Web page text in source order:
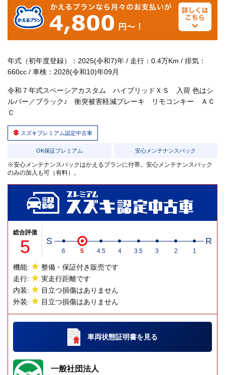
年式（初年度登録）：2025(令和7)年 / 走行：0.4万Km / 排気：
660cc / 車検：2028(令和10)年09月
令和７年式スペーシアカスタム ハイブリッドＸＳ 入荷 色はシ
ルバー／ブラック♪ 衝突被害軽減ブレーキ リモコンキー ＡＣ
Ｃ
スズキプレミアム認定中古車
OK保証プレミアム 安心メンテナンスパック
※安心メンテナンスパックはかえるプランに付帯。安心メンテナンスパック
のみの加入も可（有料）。
総合評価
5 S R
6 5 4.5 4 3.5 3 2 1
機能:
整備・保証付き販売です
走行:
実走行距離です
内装:
目立つ損傷はありません
外装:
目立つ損傷はありません
車両状態証明書を見る
一般社団法人